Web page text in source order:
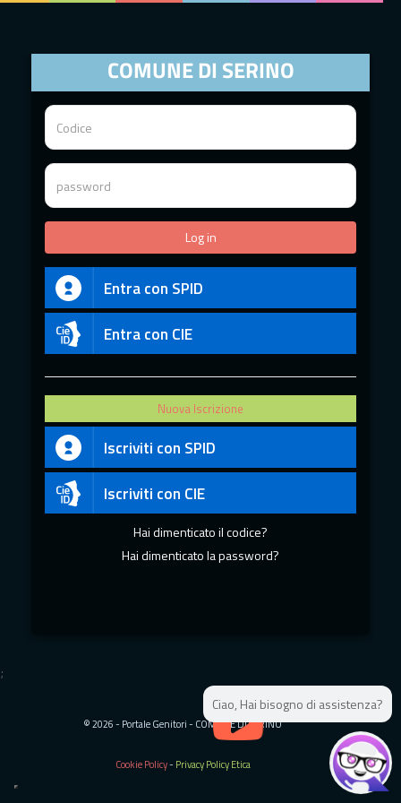
COMUNE DI SERINO
Entra con SPID
Entra con CIE
Nuova Iscrizione
Iscriviti con SPID
Iscriviti con CIE
Hai dimenticato il codice?
Hai dimenticato la password?
;
© 2026 - Portale Genitori - COMUNE DI SERINO
Cookie Policy- Privacy Policy Etica
Ciao, Hai bisogno di assistenza?